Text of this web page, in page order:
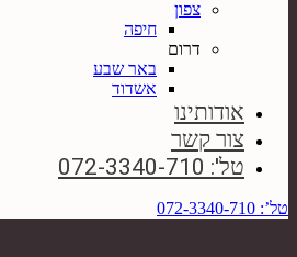
צפון
חיפה
דרום
באר שבע
אשדוד
אודותינו
צור קשר
טל': 072-3340-710
טל’: 072-3340-710